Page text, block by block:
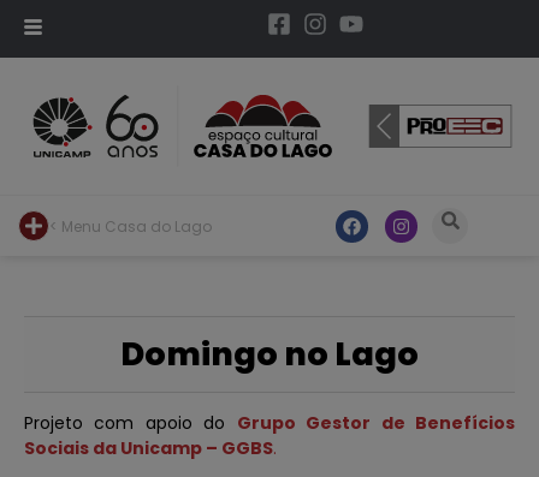
< Menu Casa do Lago
Domingo no Lago
Projeto com apoio do Grupo Gestor de Benefícios
Sociais da Unicamp – GGBS.